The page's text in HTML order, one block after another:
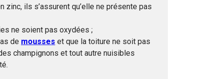
zinc, ils s’assurent qu’elle ne présente pas
ne soient pas oxydées ;
de mousses et que la toiture ne soit pas
champignons et tout autre nuisibles